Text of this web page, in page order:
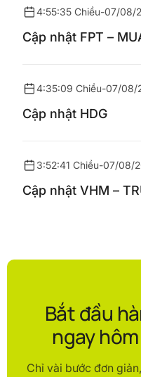
4:55:35 Chiều-07/08/
Cập nhật FPT –
4:35:09 Chiều-07/08/
Cập nhật HDG
3:52:41 Chiều-07/08/
Cập nhật VHM –
Bắt đầu
ngay
Chỉ vài bước đơn